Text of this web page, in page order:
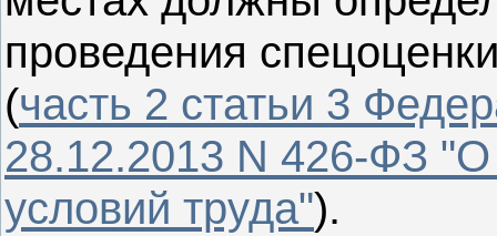
проведения
(часть 2 статьи 3
28.12.2013 N 426-ФЗ
условий труда").